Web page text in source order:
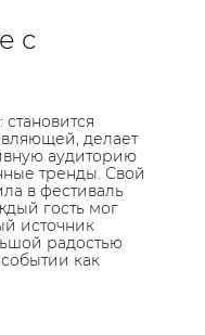
с
делает
аудиторию
тренды. Свой
в фестиваль
гость мог
источник
радостью
как